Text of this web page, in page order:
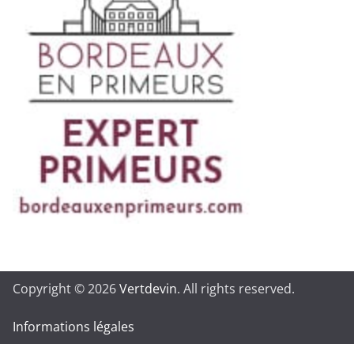
Copyright © 2026Vertdevin. All rights reserved.
Informations légales